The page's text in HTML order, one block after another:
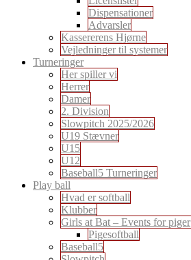
Dispensationer
Advarsler
Kassererens Hjørne
Vejledninger til systemer
Turneringer
Her spiller vi
Herrer
Damer
2. Division
Slowpitch 2025/2026
U19 Stævner
U15
U12
Baseball5 Turneringer
Play ball
Hvad er softball
Klubber
Girls at Bat – Events for piger
Pigesoftball
Baseball5